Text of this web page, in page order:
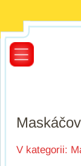
V kategorii: